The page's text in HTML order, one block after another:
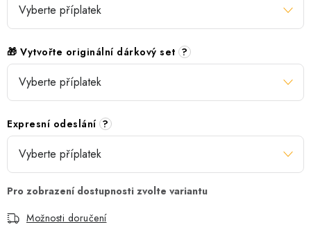
🎁 Vytvořte originální dárkový set ?
Expresní odeslání ?
Možnosti doručení